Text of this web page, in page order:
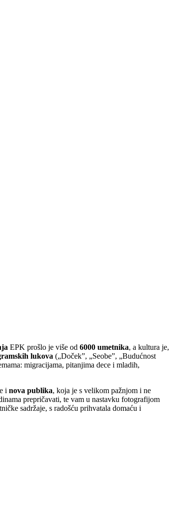
EPK prošlo je više od 6000 umetnika, a kultura je,
lukova („Doček”, „Seobe”, „Budućnost
migracijama, pitanjima dece i mladih,
i nova publika, koja je s velikom pažnjom i ne
prepričavati, te vam u nastavku fotografijom
sadržaje, s radošću prihvatala domaću i